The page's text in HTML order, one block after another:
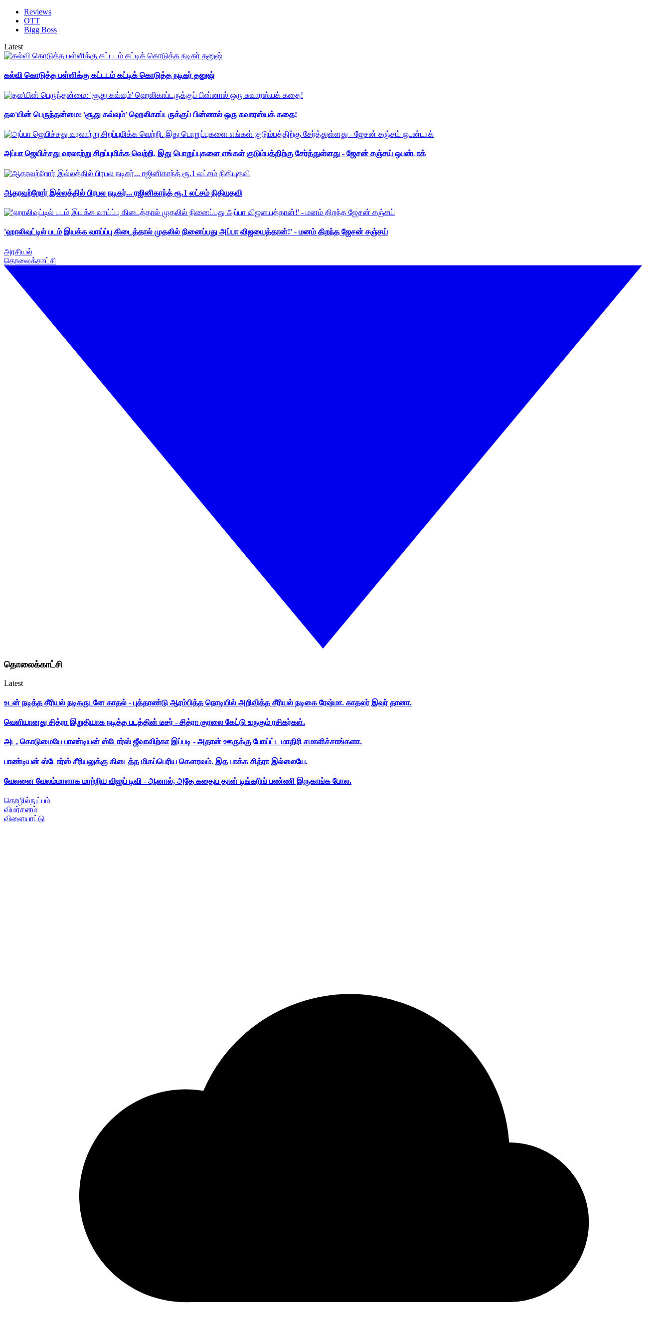
Reviews
OTT
Bigg Boss
Latest
கல்வி கொடுத்த பள்ளிக்கு கட்டடம் கட்டிக் கொடுத்த நடிகர் தனுஷ்
தல'யின் பெருந்தன்மை: 'சூது கவ்வும்' ஹெலிகாப்டருக்குப் பின்னால் ஒரு சுவாரஸ்யக் கதை!
அப்பா ஜெயிச்சது வரலாற்று சிறப்புமிக்க வெற்றி. இது பொறுப்புகளை எங்கள் குடும்பத்திற்கு சேர்த்துள்ளது - ஜேசன் சஞ்சய் ஒபன்டாக்
ஆதரவற்றோர் இல்லத்தில் பிரபல நடிகர்... ரஜினிகாந்த் ரூ.1 லட்சம் நிதியுதவி
'ஹாலிவுட்டில் படம் இயக்க வாய்ப்பு கிடைத்தால் முதலில் நினைப்பது அப்பா விஜயைத்தான்!' - மனம் திறந்த ஜேசன் சஞ்சய்
அரசியல்
தொலைக்காட்சி
தொலைக்காட்சி
Latest
உடன் நடித்த சீரியல் நடிகருடனே காதல் - புத்தாண்டு ஆரம்பித்த நொடியில் அறிவித்த சீரியல் நடிகை ரேஷ்மா. காதலர் இவர் தானா.
வெளியானது சித்ரா இறுதியாக நடித்த படத்தின் டீசர் - சித்ரா குரலை கேட்டு உருகும் ரசிகர்கள்.
அட, கொடுமையே பாண்டியன் ஸ்டோர்ஸ் ஜீவாவிற்கா இப்படி - அதான் ஊருக்கு போய்ட்ட மாதிரி சமாளிச்சாங்களா.
பாண்டியன் ஸ்டோர்ஸ் சீரியலுக்கு கிடைத்த மிகப்பெரிய கௌரவம். இத பாக்க சித்ரா இல்லையே.
வேலனை வேலம்மாளாக மாற்றிய விஜய் டிவி - ஆனால், அதே கதைய தான் டிங்கரிங் பண்ணி இருகாங்க போல.
தொழில்நுட்பம்
விமர்சனம்
விளையாட்டு